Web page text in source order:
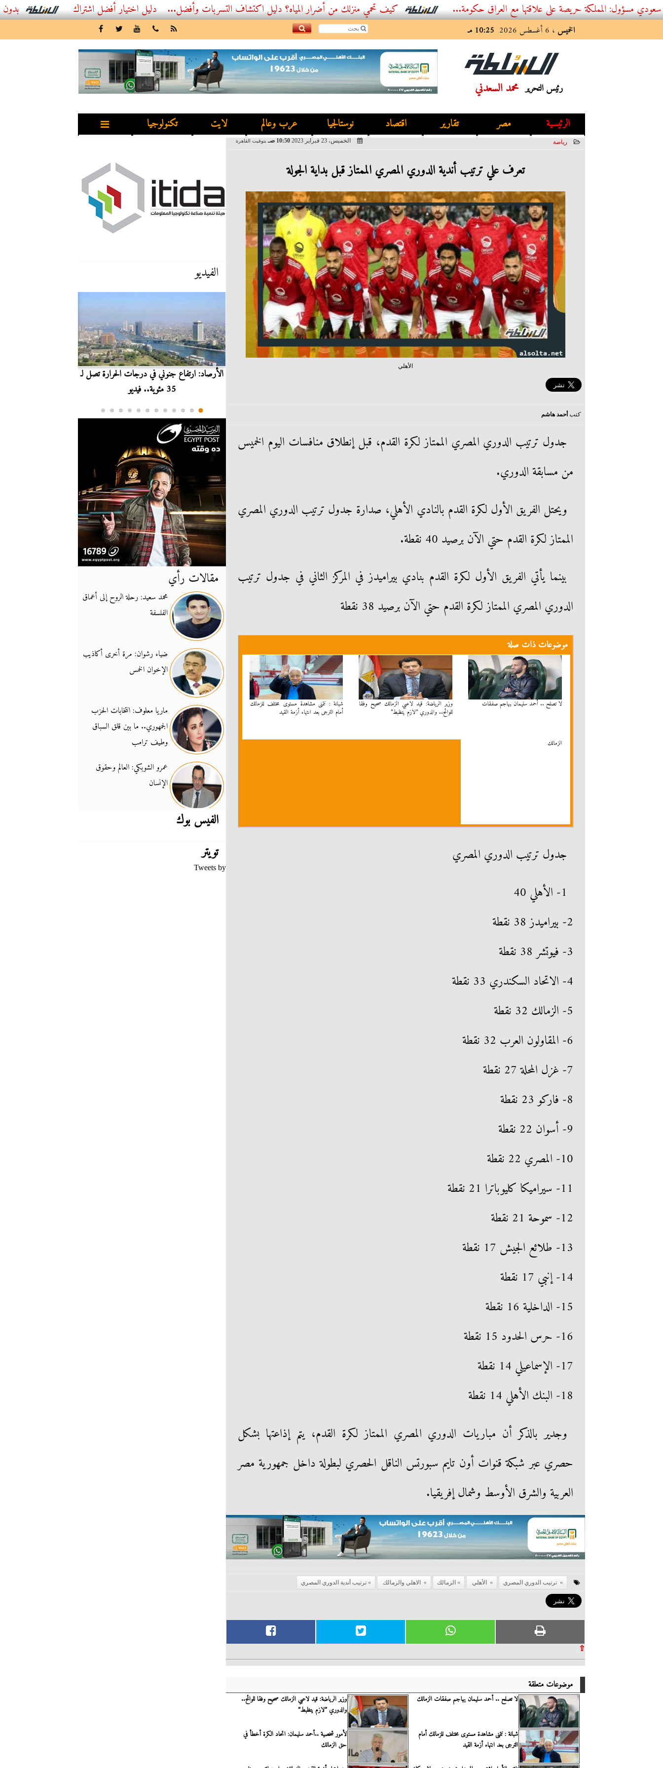
أفضل اشتراك IPTV بدون تقطيع 2026 – دليل المشاهد العصري المملكة حريصة على علاقتها مع العراق حكومة... كيف تحمي منزلك من أضرار المياه؟ دليل اكتشاف التسربات وأفضل...
الخميس ، 6 أغسطس 2026 10:25 مـ
رئيس التحرير محمد السعدني
الرئيسية مصر تقارير اقتصاد نوستالجيا عرب وعالم لايت تكنولوجيا
رياضة الخميس، 23 فبراير 2023 10:50 صـ بتوقيت القاهرة
تعرف علي ترتيب أندية الدوري المصري الممتاز قبل بداية الجولة
الأهلي
كتب أحمد هاشم
جدول ترتيب الدوري المصري الممتاز لكرة القدم، قبل إنطلاق منافسات اليوم الخميس
من مسابقة الدوري.
ويحتل الفريق الأول لكرة القدم بالنادي الأهلي، صدارة جدول ترتيب الدوري المصري
الممتاز لكرة القدم حتي الآن برصيد 40 نقطة.
بينما يأتي الفريق الأول لكرة القدم بنادي بيراميدز في المركز الثاني في جدول ترتيب
الدوري المصري الممتاز لكرة القدم حتي الآن برصيد 38 نقطة
موضوعات ذات صلة
لا تصلح .. أحمد سليمان يهاجم صفقات
الزمالك
وزير الرياضة: قيد لاعبي الزمالك صحيح وفقا
للوائح.. والدوري ”لازم يتظبط”
شبانة : نتمنى مشاهدة مستوى مختلف للزمالك
أمام الترجى بعد انتهاء أزمة القيد
جدول ترتيب الدوري المصري
1- الأهلي 40
2- بيراميدز 38 نقطة
3- فيوتشر 38 نقطة
4- الاتحاد السكندري 33 نقطة
5- الزمالك 32 نقطة
6- المقاولون العرب 32 نقطة
7- غزل المحلة 27 نقطة
8- فاركو 23 نقطة
9- أسوان 22 نقطة
10- المصري 22 نقطة
11- سيراميكا كليوباترا 21 نقطة
12- سموحة 21 نقطة
13- طلائع الجيش 17 نقطة
14- إنبي 17 نقطة
15- الداخلية 16 نقطة
16- حرس الحدود 15 نقطة
17- الإسماعيلي 14 نقطة
18- البنك الأهلي 14 نقطة
وجدير بالذكر أن مباريات الدوري المصري الممتاز لكرة القدم، يتم إذاعتها بشكل
حصري عبر شبكة قنوات أون تايم سبورتس الناقل الحصري لبطولة داخل جمهورية مصر
العربية والشرق الأوسط وشمال إفريقيا.
ترتيب الدوري المصري الأهلي الزمالك الاهلي والزمالك ترتيب أندية الدوري المصري
⇧
موضوعات متعلقة
لا تصلح .. أحمد سليمان يهاجم صفقات الزمالك
وزير الرياضة: قيد لاعبي الزمالك صحيح وفقا للوائح..
والدوري ”لازم يتظبط”
شبانة : نتمنى مشاهدة مستوى مختلف للزمالك أمام
الترجى بعد انتهاء أزمة القيد
لأمور شخصية ..أحمد سليمان: اتحاد الكرة أخطأ في
حق الزمالك
الفيديو
الأرصاد: ارتفاع جنوني في درجات الحرارة تصل لـ
35 مئوية.. فيديو
مقالات رأي
محمد سعيد: رحلة الروح إلى أعماق
الفلسفة
ضياء رشوان: مرة أخرى أكاذيب
الإخوان الخمس
ماريا معلوف: انتخابات الحزب
الجمهوري.. ما بين قلق السباق
وطيف ترامب
عمرو الشوبكي: العالم وحقوق
الإنسان
الفيس بوك
تويتر
Tweets by